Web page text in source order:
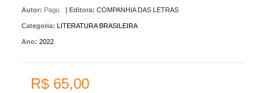
Autor: Pagu Editora: COMPANHIA DAS LETRAS
Categoria: LITERATURA BRASILEIRA
Ano: 2022
R$ 65,00